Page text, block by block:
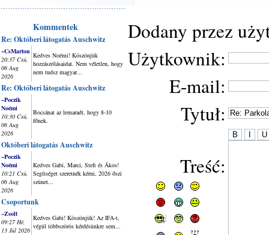
Kommentek
Re: Októberi látogatás Auschwitz
~CsMarton
20:37 Csü,
06 Aug
2026
Kedves Noémi! Köszönjük
hozzászólásaidat. Nem véletlen, hogy
nem tudsz magyar...
Re: Októberi látogatás Auschwitz
~Poczik
Noémi
10:30 Csü,
06 Aug
2026
Bocsánat az lemaradt, hogy 8-10
főnek.
Októberi látogatás Auschwitz
~Poczik
Noémi
10:21 Csü,
06 Aug
2026
Kedves Gabi, Marci, Stefi és Ákos!
Segítséget szeretnék kérni, 2026 őszi
szünet...
Csoportunk
~Zsolt
09:27 Hé,
13 Júl 2026
Kedves Gabi! Köszönjük! Az IFA-t,
végül többszörös kérdésünkre sem...
Dodany przez
Użytkownik:
E-mail:
Tytuł:
Treść: